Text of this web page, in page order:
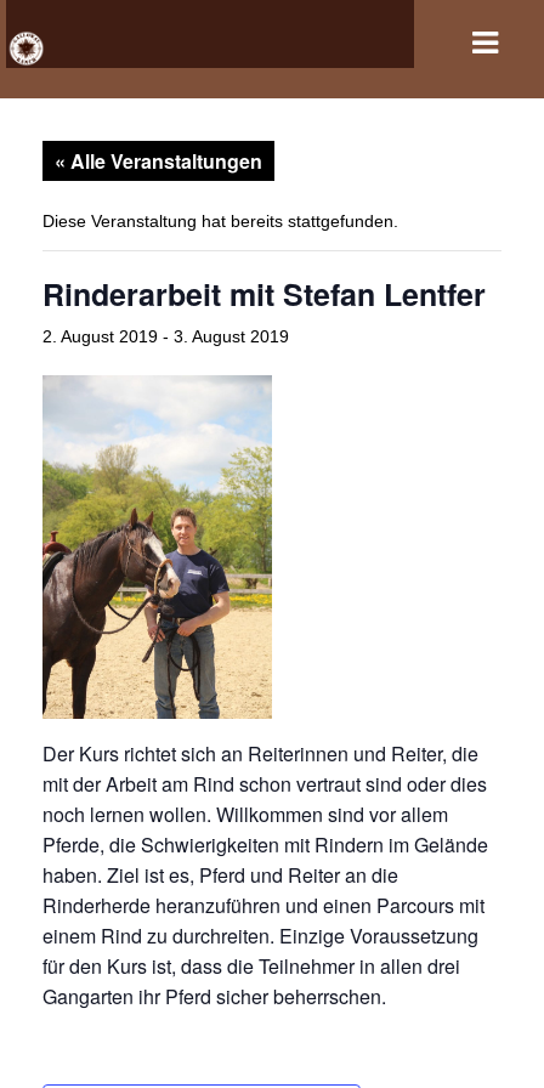
HOME
VERANSTALTUNGEN
GASTBOXEN UND PENSION
DER VEREIN
KONTAKT
IMPRESSUM
DATENSCHUTZ
« Alle Veranstaltungen
Diese Veranstaltung hat bereits stattgefunden.
Rinderarbeit mit Stefan Lentfer
2. August 2019 - 3. August 2019
Der Kurs richtet sich an Reiterinnen und Reiter, die
mit der Arbeit am Rind schon vertraut sind oder dies
noch lernen wollen. Willkommen sind vor allem
Pferde, die Schwierigkeiten mit Rindern im Gelände
haben. Ziel ist es, Pferd und Reiter an die
Rinderherde heranzuführen und einen Parcours mit
einem Rind zu durchreiten. Einzige Voraussetzung
für den Kurs ist, dass die Teilnehmer in allen drei
Gangarten ihr Pferd sicher beherrschen.